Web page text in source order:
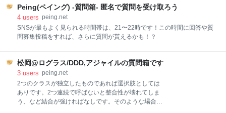
Peing(ペイング) -質問箱- 匿名で質問を受け取ろう
4 users peing.net
SNSが最もよく見られる時間帯は、21〜22時です！この時間に回答や質
問募集投稿をすれば、さらに質問が貰えるかも！？
松岡@ログラス/DDD,アジャイルの質問箱です
3 users peing.net
2つのクラスが独立したものであれば選択肢としては
ありです。2つ連続で呼ばないと整合性が壊れてしま
う、など結合が強ければなしです。そのような場合は